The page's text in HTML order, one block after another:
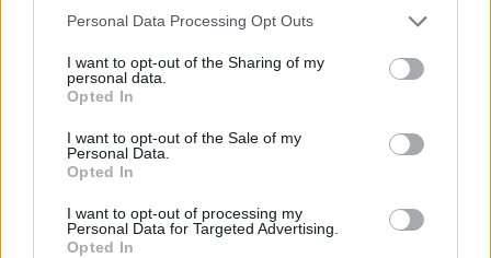
Personal Data Processing Opt Outs
I want to opt-out of the Sharing of my
personal data.
Opted In
I want to opt-out of the Sale of my
Personal Data.
Opted In
I want to opt-out of processing my
Personal Data for Targeted Advertising.
Opted In
постапката. Имено, секој доказ на
располагање на судот и одбраната, во
спротивно, паѓа обвинението.
можев да најдам логика зошто постоеле
неколкумина под црни маски кои провоцирале
Мијалков. На ВМРО ДПМНЕ никако не му
одговараше насилство во собранието. Јасно е